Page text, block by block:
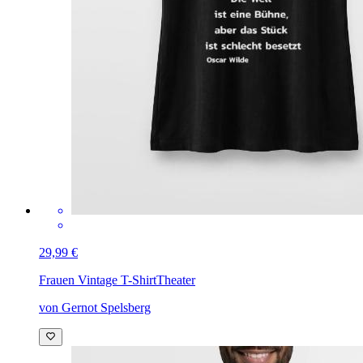
29,99 €
Frauen Vintage T-ShirtTheater
von Gernot Spelsberg